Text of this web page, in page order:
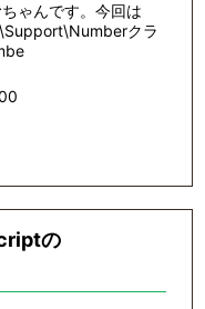
ゃんです。今回は
クラ
の